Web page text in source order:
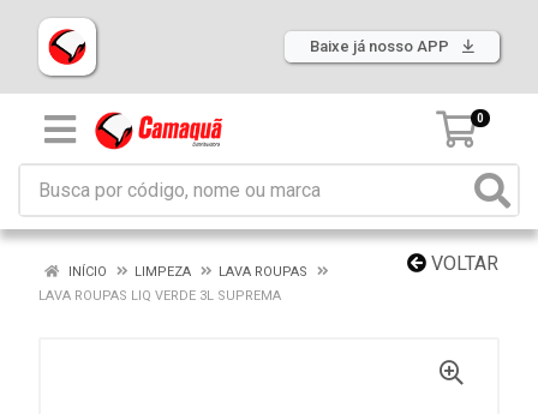
Baixe já nosso APP
0
VOLTAR
INÍCIO LIMPEZA
LAVA ROUPAS
LAVA ROUPAS LIQ VERDE 3L SUPREMA